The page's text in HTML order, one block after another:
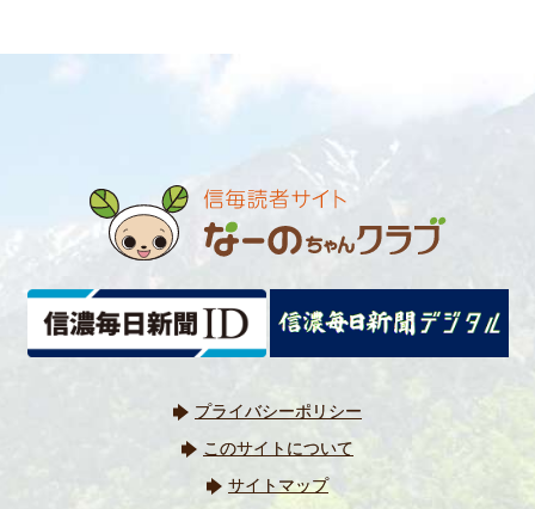
プライバシーポリシー
このサイトについて
サイトマップ